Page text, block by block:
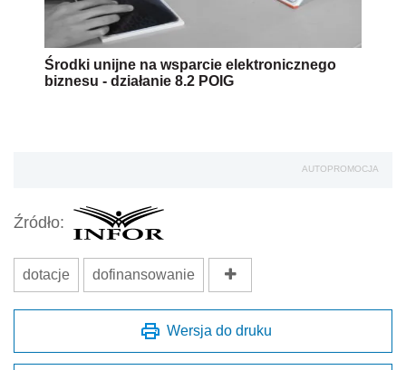
Środki unijne na wsparcie elektronicznego
biznesu - działanie 8.2 POIG
AUTOPROMOCJA
Źródło:
dotacje dofinansowanie
Wersja do druku